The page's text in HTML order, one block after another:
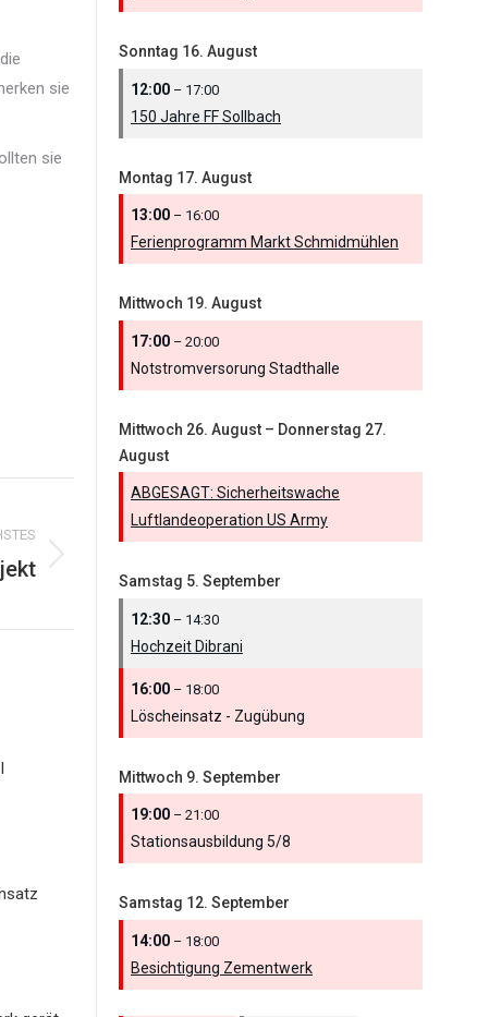
sie
sie
Sonntag 16. August
12:00 – 17:00
150 Jahre FF Sollbach
Montag 17. August
13:00 – 16:00
Ferienprogramm Markt Schmidmühlen
Mittwoch 19. August
17:00 – 20:00
Notstromversorung Stadthalle
Mittwoch 26. August – Donnerstag 27.
August
ABGESAGT: Sicherheitswache
Luftlandeoperation US Army
Samstag 5. September
12:30 – 14:30
Hochzeit Dibrani
16:00 – 18:00
Löscheinsatz - Zugübung
Mittwoch 9. September
19:00 – 21:00
Stationsausbildung 5/8
Samstag 12. September
14:00 – 18:00
Besichtigung Zementwerk